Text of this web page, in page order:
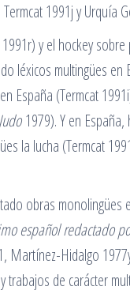
1991j y Urquía
y el hockey
léxicos multingües en
España (Termcat
1979). Y en
la lucha (Termcat
obras monolingües
español redactado
Martínez-Hidalgo
trabajos de carácter